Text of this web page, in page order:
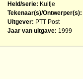
Held/serie: Kuifje
Tekenaar(s)/Ontwerper(s):
Uitgever: PTT Post
Jaar van uitgave: 1999